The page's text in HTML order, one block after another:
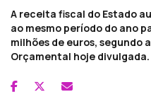
A receita fiscal do Estado
ao mesmo período do ano
milhões de euros, segundo
Orçamental hoje divulgada.